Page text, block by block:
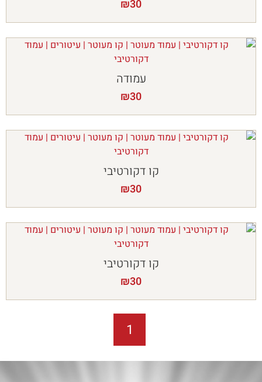
₪30
עמודה
₪30
קו דקורטיבי
₪30
קו דקורטיבי
₪30
1